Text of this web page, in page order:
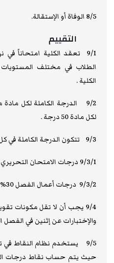
8/5 الوفاة أو الإستقالة.
التقييم
9/1 تعقد الكلية امتحاناً
الطلاب في مختلف المستويات
الكلية .
لكل مادة 50 درجة .
9/3 تتكون الدرجة الكاملة في كل مادة من :
9/3/1 درجات الامتحان التحريري النهائي 70% .
9/3/2 درجات أعمال الفصل 30% .
9/4 يجب أن لا تقل مكونات
والإختبارات عن إثنين في الفصل
9/5 يستخدم نظام النقاط في
حيث يتم حساب نقاط درجات